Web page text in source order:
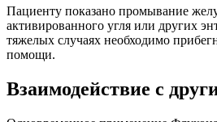
Пациенту показано промывание
активированного угля или других
тяжелых случаях необходимо
помощи.
Взаимодействие с